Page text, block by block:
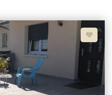
2 GARAGES, TERRASSE
MAISON ELEVEE
POELE A BOIS, TOUT A
: C et A. QUARTIER PRISE